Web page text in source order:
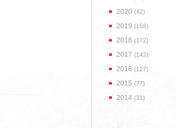
2020 (42)
2019 (158)
2018 (172)
2017 (142)
2016 (127)
2015 (77)
2014 (31)